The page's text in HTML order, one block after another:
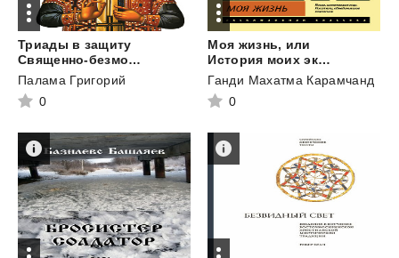
Триады в защиту
Священно-безмолвствующих
Палама Григорий
0
Моя жизнь, или
История моих экспериментов с истиной
Ганди Махатма Карамчанд
0